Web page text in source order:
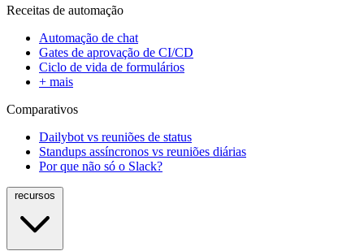
Receitas de automação
Automação de chat
Gates de aprovação de CI/CD
Ciclo de vida de formulários
+ mais
Comparativos
Dailybot vs reuniões de status
Standups assíncronos vs reuniões diárias
Por que não só o Slack?